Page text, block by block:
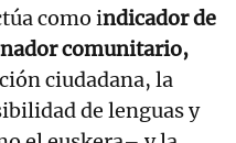
como indicador de
comunitario,
ciudadana, la
de lenguas y